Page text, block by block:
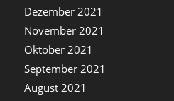
Dezember 2021
November 2021
Oktober 2021
September 2021
August 2021